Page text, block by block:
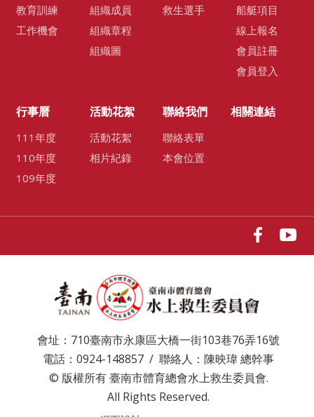
教育訓練
工作機會
組織成員
組織章程
組織圖
救生選手
船艇項目
線上報名
會員註冊
會員登入
行事曆
111年度
110年度
109年度
活動花絮
活動花絮
相片紀錄
聯絡我們
聯絡表單
本會位置
相關連結
會址：710臺南市永康區大橋一街103巷76弄16號
電話：0924-148857 / 聯絡人：陳映瑋 總幹事
© 版權所有 臺南市體育總會水上救生委員會.
All Rights Reserved.